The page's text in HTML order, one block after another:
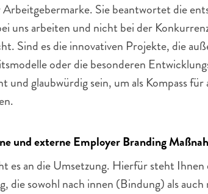
Sie beantwortet die
uns arbeiten und nicht bei der
Sind es die innovativen Projekte, die
oder die besonderen
und glaubwürdig sein, um als Kompass
und externe Employer Branding
es an die Umsetzung. Hierfür steht
die sowohl nach innen (Bindung) als auch